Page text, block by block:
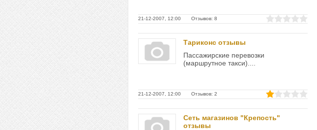
21-12-2007, 12:00 Отзывов: 8
Тариконс отзывы
Пассажирские перевозки
(маршрутное такси)....
21-12-2007, 12:00 Отзывов: 2
Сеть магазинов "Крепость"
отзывы